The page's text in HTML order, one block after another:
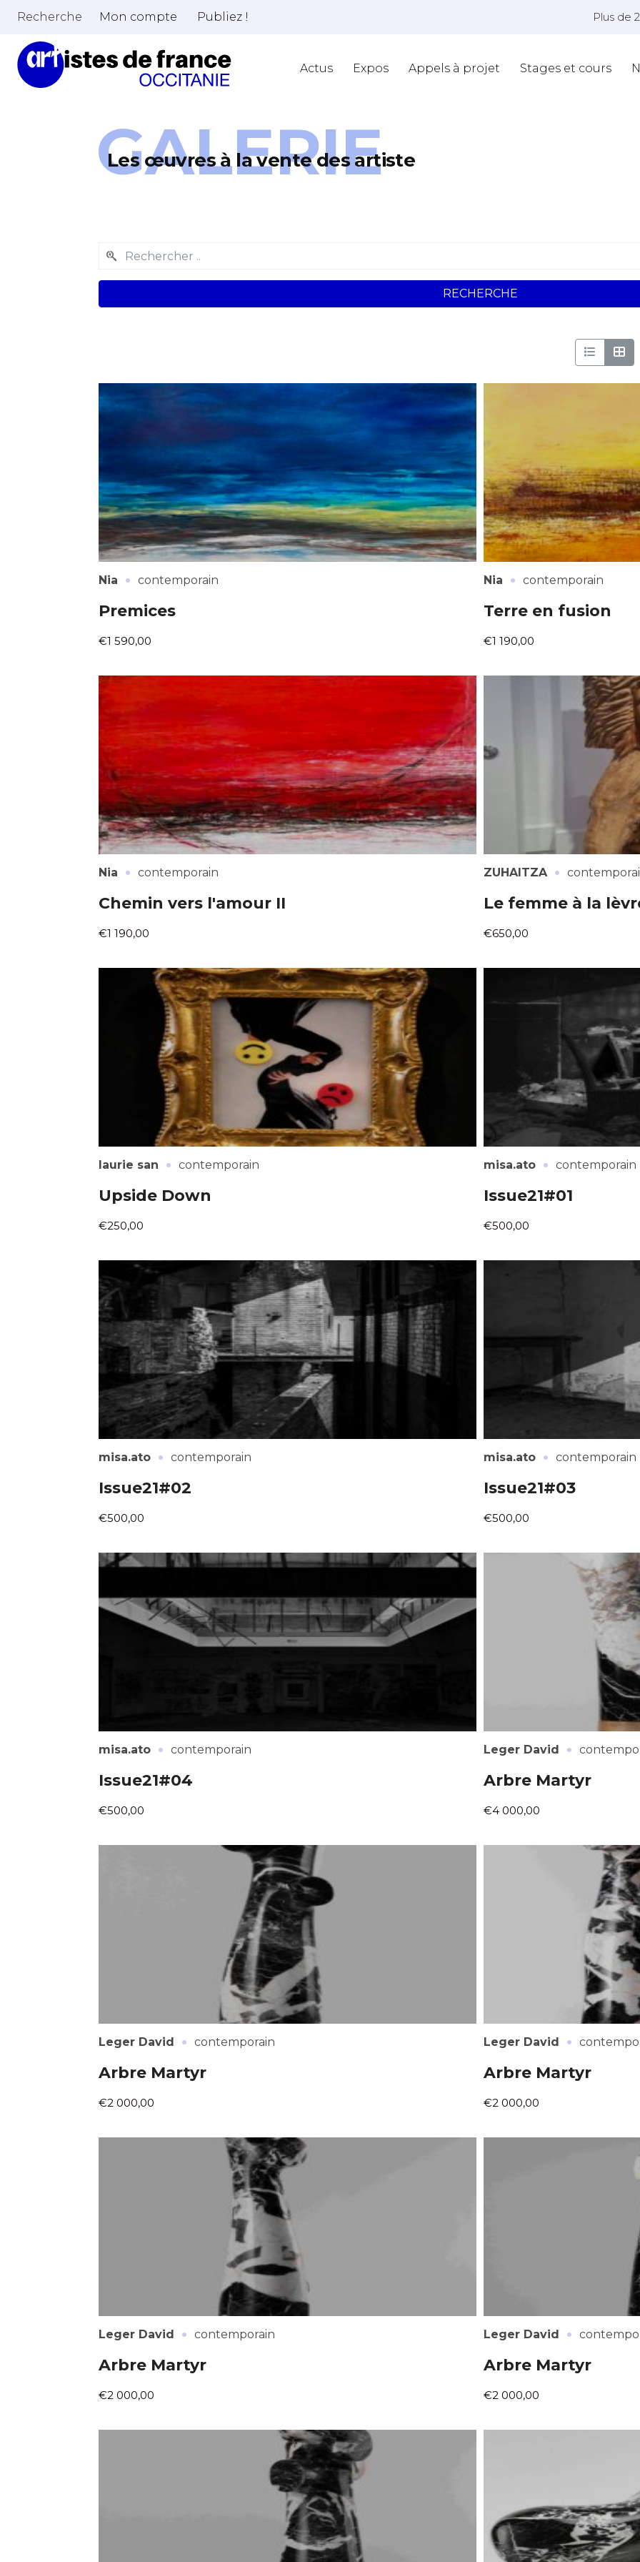
Adresse email*
Nom
Prénom
* Champ obligatoire
Adresse email*
Statut / Organisation
J'accepte lestermes et conditions
* Champ obligatoire
Recherche Mon compte Publiez ! Plus de
Actus Expos Appels à projet Stages et cours
Les œuvres à la vente des artiste
GALERIE
RECHERCHE
Nia · contemporain
Premices
€1 590,00
Nia · contemporain
Terre en fusion
€1 190,00
Nia · contemporain
Chemin vers l'amour II
€1 190,00
ZUHAITZA ·
Le femme à la
€650,00
laurie san · contemporain
Upside Down
€250,00
misa.ato · contemporain
Issue21#01
€500,00
misa.ato · contemporain
Issue21#02
€500,00
misa.ato · contemporain
Issue21#03
€500,00
misa.ato · contemporain
Issue21#04
€500,00
Leger David ·
Arbre Martyr
€4 000,00
Leger David · contemporain
Arbre Martyr
€2 000,00
Leger David ·
Arbre Martyr
€2 000,00
Leger David · contemporain
Arbre Martyr
€2 000,00
Leger David ·
Arbre Martyr
€2 000,00